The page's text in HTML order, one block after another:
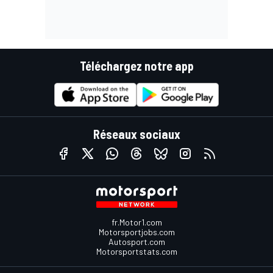
Téléchargez notre app
Réseaux sociaux
fr.Motor1.com
Motorsportjobs.com
Autosport.com
Motorsportstats.com